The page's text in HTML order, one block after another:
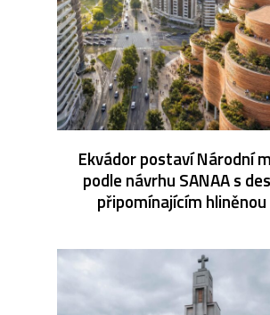
Ekvádor postaví Národní
podle návrhu SANAA s
připomínajícím